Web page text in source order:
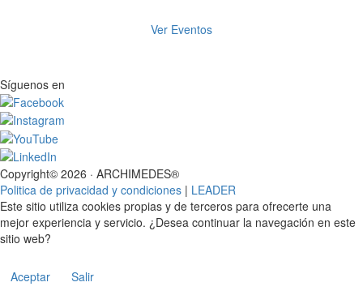
Ver Eventos
Síguenos en
Copyright© 2026 · ARCHIMEDES®
Politica de privacidad y condiciones | LEADER
Este sitio utiliza cookies propias y de terceros para ofrecerte una
mejor experiencia y servicio. ¿Desea continuar la navegación en este
sitio web?
Aceptar Salir